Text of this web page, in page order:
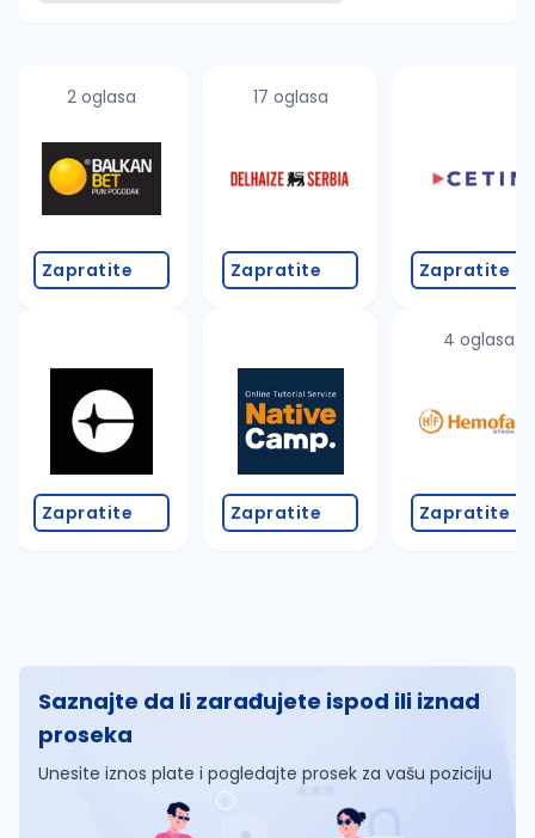
Takođe možete da:
proverite pravopisne greške (koristite č, ć, š, đ,
promenite odabrane filtere pretrage
2 oglasa
Zapratite
Zapratite
17 oglasa
Zapratite
Zapratite
Zapratite
4 oglasa
Zapratite
Saznajte da li zarađujete ispod ili iznad
proseka
Unesite iznos plate i pogledajte prosek za vašu poziciju